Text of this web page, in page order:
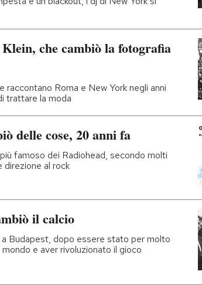
che cambiò la fotografia
raccontano Roma e New York negli anni
trattare la moda
delle cose, 20 anni fa
famoso dei Radiohead, secondo molti
al rock
il calcio
Budapest, dopo essere stato per molto
e aver rivoluzionato il gioco